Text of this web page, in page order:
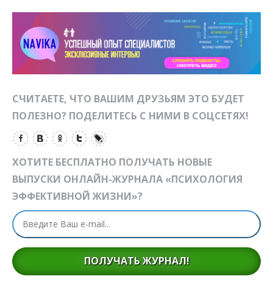
СЧИТАЕТЕ, ЧТО ВАШИМ ДРУЗЬЯМ ЭТО БУДЕТ
ПОЛЕЗНО? ПОДЕЛИТЕСЬ С НИМИ В СОЦСЕТЯХ!
ХОТИТЕ БЕСПЛАТНО ПОЛУЧАТЬ НОВЫЕ
ВЫПУСКИ ОНЛАЙН-ЖУРНАЛА «ПСИХОЛОГИЯ
ЭФФЕКТИВНОЙ ЖИЗНИ»?
ПОЛУЧАТЬ ЖУРНАЛ!